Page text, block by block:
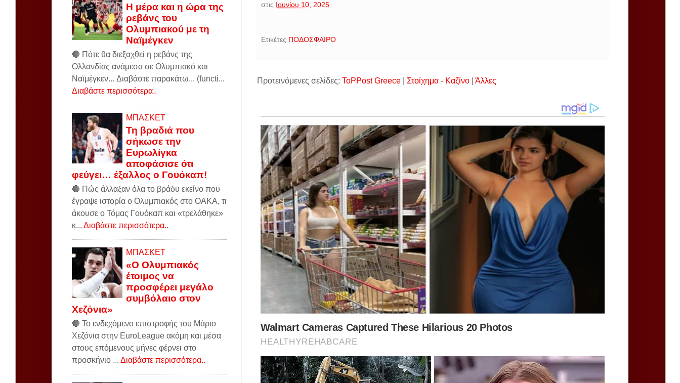
στις Ιουνίου 10, 2025
Ετικέτες ΠΟΔΟΣΦΑΙΡΟ
Προτεινόμενες σελίδες: ToPPost Greece Στοίχημα - Καζίνο Άλλες
Η μέρα και η ώρα της
ρεβάνς του
Ολυμπιακού με τη
Ναϊμέγκεν
🔴 Πότε θα διεξαχθεί η ρεβάνς της
Ολλανδίας ανάμεσα σε Ολυμπιακό και
Ναϊμέγκεν... Διαβάστε παρακάτω... (functi...
Διαβάστε περισσότερα..
ΜΠΑΣΚΕΤ
Τη βραδιά που
σήκωσε την
Ευρωλίγκα
αποφάσισε ότι
φεύγει… έξαλλος ο Γουόκαπ!
🔴 Πώς άλλαξαν όλα το βράδυ εκείνο που
έγραψε ιστορία ο Ολυμπιακός στο ΟΑΚΑ, τι
άκουσε ο Τόμας Γουόκαπ και «τρελάθηκε»
κ... Διαβάστε περισσότερα..
ΜΠΑΣΚΕΤ
«Ο Ολυμπιακός
έτοιμος να
προσφέρει μεγάλο
συμβόλαιο στον
Χεζόνια»
🔴 Το ενδεχόμενο επιστροφής του Μάριο
Χεζόνια στην EuroLeague ακόμη και μέσα
στους επόμενους μήνες φέρνει στο
προσκήνιο ... Διαβάστε περισσότερα..